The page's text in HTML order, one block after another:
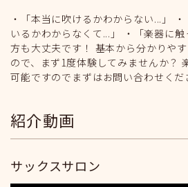
・「本当に吹けるかわからない...」
いるかわからなくて...」 ・「楽器に
方も大丈夫です！ 基本から分かりや
ので、まず1度体験してみませんか？
可能ですのでまずはお問い合わせく
紹介動画
サックスサロン